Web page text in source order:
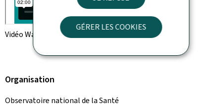
GÉRER LES COOKIES
Vidéo Wasabee - ObSanté - capsule 1 (Vidéo)
Organisation
Observatoire national de la Santé